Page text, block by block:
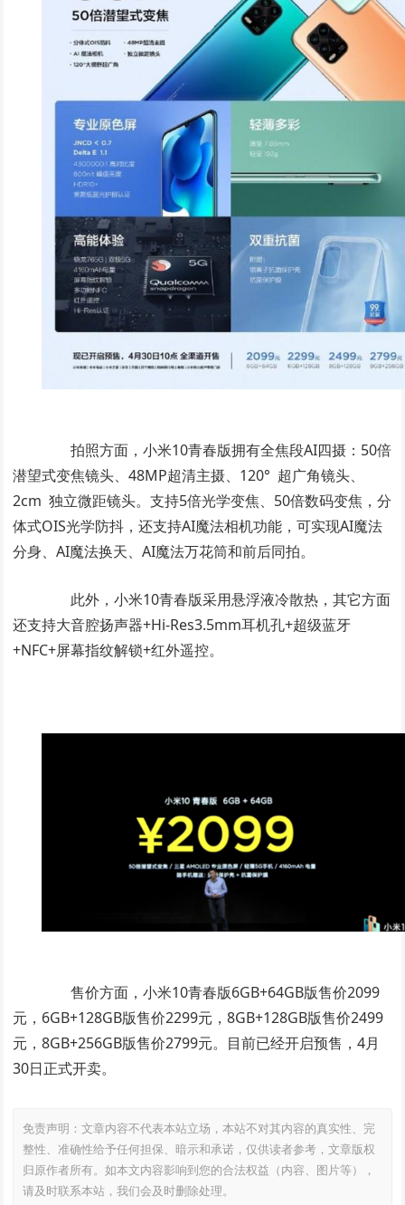
拍照方面，小米10青春版拥有全焦段AI四摄：50倍
潜望式变焦镜头、48MP超清主摄、120° 超广角镜头、
2cm 独立微距镜头。支持5倍光学变焦、50倍数码变焦，分
体式OIS光学防抖，还支持AI魔法相机功能，可实现AI魔法
分身、AI魔法换天、AI魔法万花筒和前后同拍。
此外，小米10青春版采用悬浮液冷散热，其它方面
还支持大音腔扬声器+Hi-Res3.5mm耳机孔+超级蓝牙
+NFC+屏幕指纹解锁+红外遥控。
售价方面，小米10青春版6GB+64GB版售价2099
元，6GB+128GB版售价2299元，8GB+128GB版售价2499
元，8GB+256GB版售价2799元。目前已经开启预售，4月
30日正式开卖。
免责声明：文章内容不代表本站立场，本站不对其内容的真实性、完
整性、准确性给予任何担保、暗示和承诺，仅供读者参考，文章版权
归原作者所有。如本文内容影响到您的合法权益（内容、图片等），
请及时联系本站，我们会及时删除处理。